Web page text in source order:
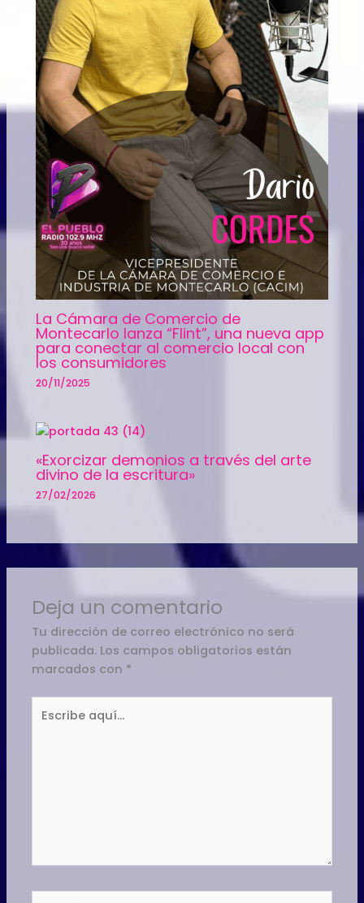
La Cámara de Comercio de
Montecarlo lanza “Flint”, una nueva app
para conectar al comercio local con
los consumidores
20/11/2025
«Exorcizar demonios a través del arte
divino de la escritura»
27/02/2026
Deja un comentario
Tu dirección de correo electrónico no será
publicada. Los campos obligatorios están
marcados con *
aquí...